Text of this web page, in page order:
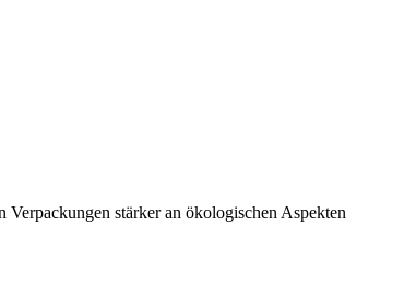
stärker an ökologischen Aspekten